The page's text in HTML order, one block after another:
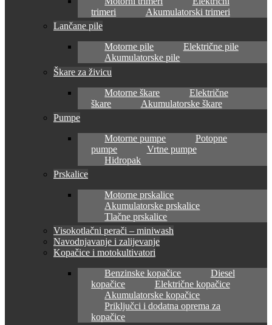
trimeri
Akumulatorski trimeri
Lančane pile
Motorne pile
Električne pile
Akumulatorske pile
Škare za živicu
Motorne škare
Električne
škare
Akumulatorske škare
Pumpe
Motorne pumpe
Potopne
pumpe
Vrtne pumpe
Hidropak
Prskalice
Motorne prskalice
Akumulatorske prskalice
Tlačne prskalice
Visokotlačni perači – miniwash
Navodnjavanje i zalijevanje
Kopačice i motokultivatori
Benzinske kopačice
Diesel
kopačice
Električne kopačice
Akumulatorske kopačice
Priključci i dodatna oprema za
kopačice